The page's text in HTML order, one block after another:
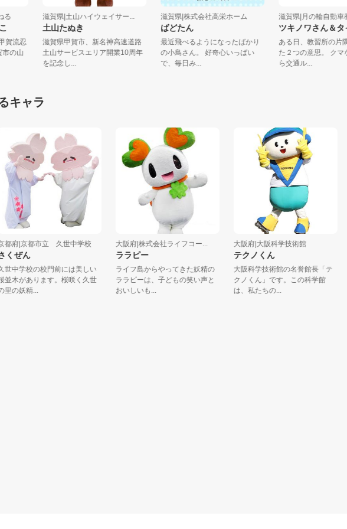
ねる
こ
甲賀流忍
賀市の山
滋賀県|土山ハイウェイサー...
土山たぬき
滋賀県甲賀市、新名神高速道路
土山サービスエリア開業10周年
を記念し...
滋賀県|株式会社高栄ホーム
ばどたん
最近飛べるようになったばかり
の小鳥さん。 好奇心いっぱい
で、毎日み...
滋賀県|月の輪自
ツキノワさん
ある日、教習所
た２つの意思。
ら交通ル...
キャラ
府|京都市立 久世中学校
ぜん
中学校の校門前には美しい
木があります。桜咲く久世
の妖精...
大阪府|株式会社ライフコー...
ララピー
ライフ島からやってきた妖精の
ララピーは、子どもの笑い声と
おいしいも...
大阪府|大阪科学技術館
テクノくん
大阪科学技術館の名誉館長「テ
クノくん」です。この科学館
は、私たちの...